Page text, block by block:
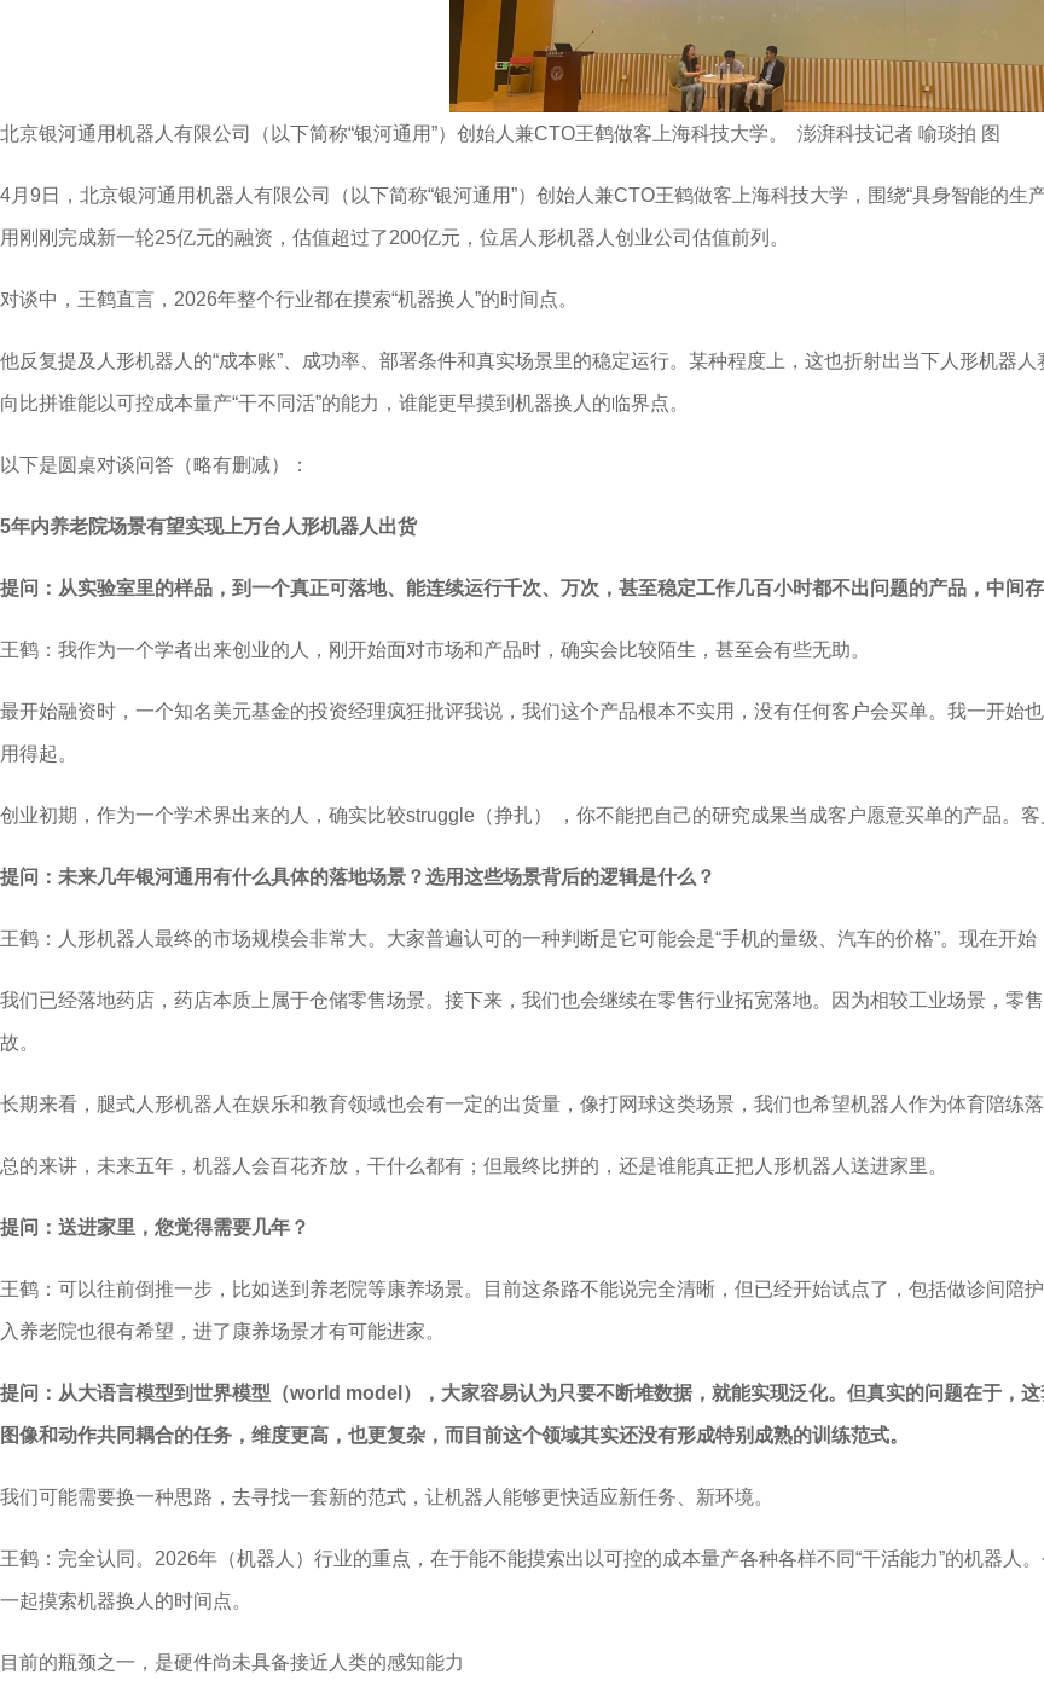
北京银河通用机器人有限公司（以下简称“银河通用”）创始人兼CTO王鹤做客上海科技大学。 澎湃科技记者 喻琰拍 图
4月9日，北京银河通用机器人有限公司（以下简称“银河通用”）创始人兼CTO王鹤做客上海科技大学，围绕“具身智能的
用刚刚完成新一轮25亿元的融资，估值超过了200亿元，位居人形机器人创业公司估值前列。
对谈中，王鹤直言，2026年整个行业都在摸索“机器换人”的时间点。
他反复提及人形机器人的“成本账”、成功率、部署条件和真实场景里的稳定运行。某种程度上，这也折射出当下人形机器
向比拼谁能以可控成本量产“干不同活”的能力，谁能更早摸到机器换人的临界点。
以下是圆桌对谈问答（略有删减）：
5年内养老院场景有望实现上万台人形机器人出货
提问：从实验室里的样品，到一个真正可落地、能连续运行千次、万次，甚至稳定工作几百小时都不出问题的产品，中间
王鹤：我作为一个学者出来创业的人，刚开始面对市场和产品时，确实会比较陌生，甚至会有些无助。
最开始融资时，一个知名美元基金的投资经理疯狂批评我说，我们这个产品根本不实用，没有任何客户会买单。我一开始
用得起。
创业初期，作为一个学术界出来的人，确实比较struggle（挣扎） ，你不能把自己的研究成果当成客户愿意买单的产品。
提问：未来几年银河通用有什么具体的落地场景？选用这些场景背后的逻辑是什么？
王鹤：人形机器人最终的市场规模会非常大。大家普遍认可的一种判断是它可能会是“手机的量级、汽车的价格”。现在开始
我们已经落地药店，药店本质上属于仓储零售场景。接下来，我们也会继续在零售行业拓宽落地。因为相较工业场景，零
故。
长期来看，腿式人形机器人在娱乐和教育领域也会有一定的出货量，像打网球这类场景，我们也希望机器人作为体育陪练落
总的来讲，未来五年，机器人会百花齐放，干什么都有；但最终比拼的，还是谁能真正把人形机器人送进家里。
提问：送进家里，您觉得需要几年？
王鹤：可以往前倒推一步，比如送到养老院等康养场景。目前这条路不能说完全清晰，但已经开始试点了，包括做诊间陪
入养老院也很有希望，进了康养场景才有可能进家。
提问：从大语言模型到世界模型（world model），大家容易认为只要不断堆数据，就能实现泛化。但真实的问题在于，
图像和动作共同耦合的任务，维度更高，也更复杂，而目前这个领域其实还没有形成特别成熟的训练范式。
我们可能需要换一种思路，去寻找一套新的范式，让机器人能够更快适应新任务、新环境。
王鹤：完全认同。2026年（机器人）行业的重点，在于能不能摸索出以可控的成本量产各种各样不同“干活能力”的机器人
一起摸索机器换人的时间点。
目前的瓶颈之一，是硬件尚未具备接近人类的感知能力